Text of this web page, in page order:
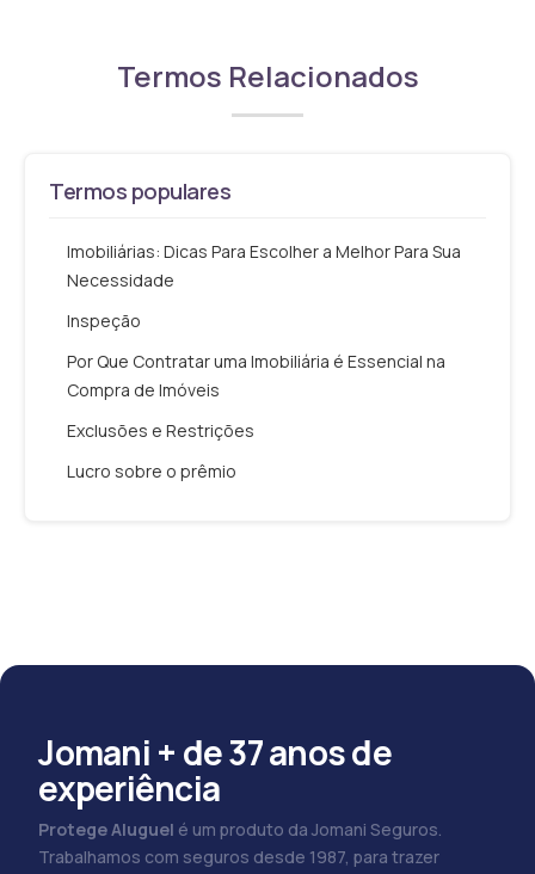
Termos Relacionados
Termos populares
Imobiliárias: Dicas Para Escolher a Melhor Para Sua
Necessidade
Inspeção
Por Que Contratar uma Imobiliária é Essencial na
Compra de Imóveis
Exclusões e Restrições
Lucro sobre o prêmio
Jomani + de 37 anos de
experiência
Protege Aluguel é um produto da Jomani Seguros.
Trabalhamos com seguros desde 1987, para trazer